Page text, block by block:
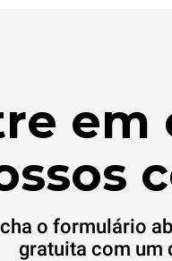
em
o formulário
gratuita com um